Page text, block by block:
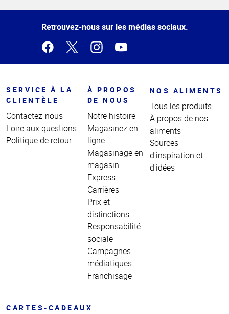
Retrouvez-nous sur les médias sociaux.
SERVICE À LA
CLIENTÈLE
Contactez-nous
Foire aux questions
Politique de retour
À PROPOS
DE NOUS
Notre histoire
Magasinez en
ligne
Magasinage en
magasin
Express
Carrières
Prix et
distinctions
Responsabilité
sociale
Campagnes
médiatiques
Franchisage
NOS ALIMENTS
Tous les produits
À propos de nos
aliments
Sources
d'inspiration et
d'idées
CARTES-CADEAUX